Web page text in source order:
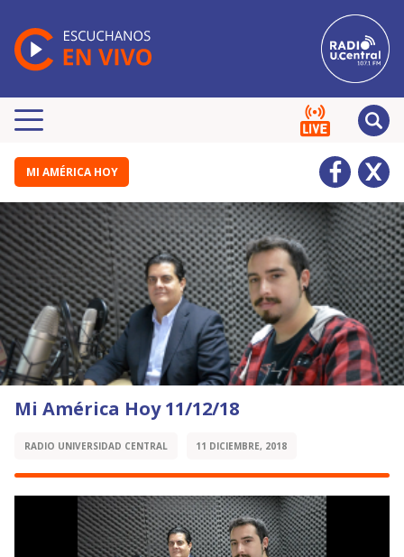
MI AMÉRICA HOY
Mi América Hoy 11/12/18
RADIO UNIVERSIDAD CENTRAL 11 DICIEMBRE, 2018